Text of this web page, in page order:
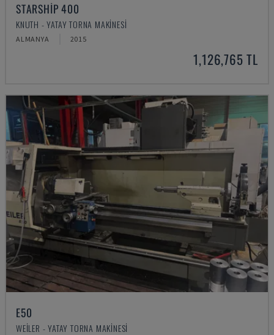
STARSHIP 400
KNUTH - YATAY TORNA MAKINESI
ALMANYA 2015
1,126,765 TL
E50
WEILER - YATAY TORNA MAKINESI